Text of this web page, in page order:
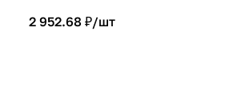
2 952.68 ₽/шт